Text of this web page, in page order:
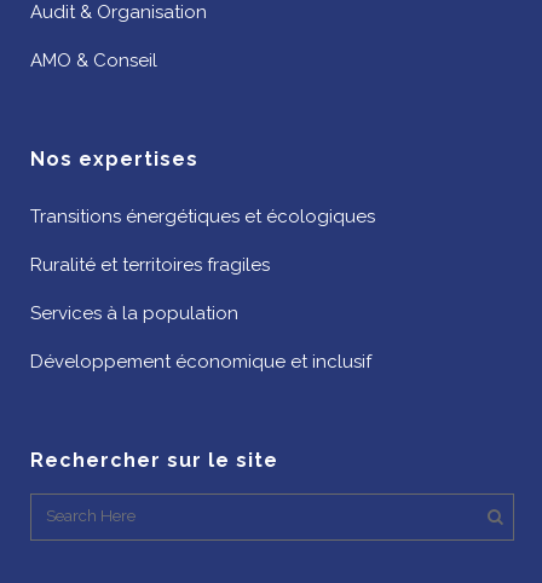
Audit & Organisation
AMO & Conseil
Nos expertises
Transitions énergétiques et écologiques
Ruralité et territoires fragiles
Services à la population
Développement économique et inclusif
Rechercher sur le site